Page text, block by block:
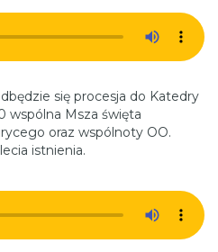
się procesja do Katedry
wspólna Msza święta
oraz wspólnoty OO.
istnienia.